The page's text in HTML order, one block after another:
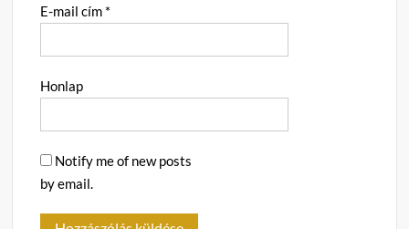
E-mail cím *
Honlap
Notify me of new posts
by email.